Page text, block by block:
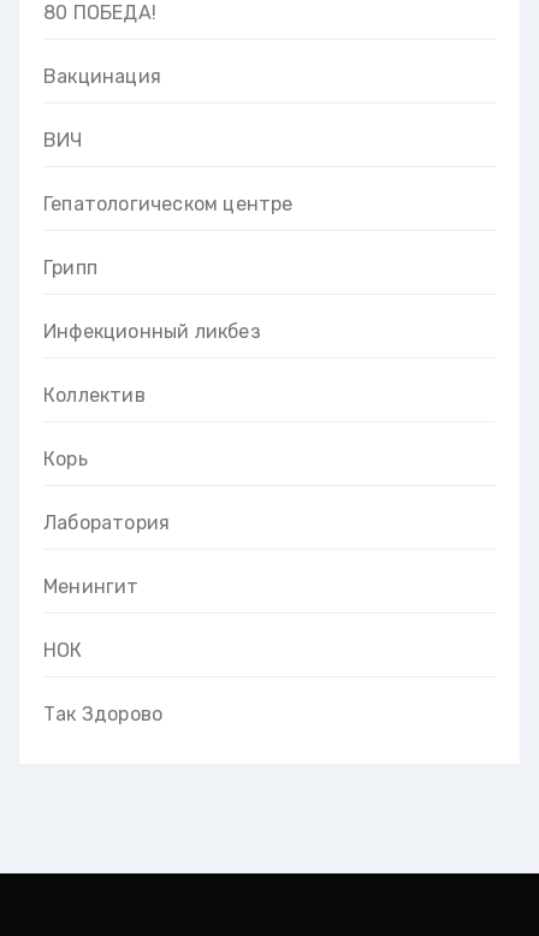
80 ПОБЕДА!
Вакцинация
ВИЧ
Гепатологическом центре
Грипп
Инфекционный ликбез
Коллектив
Корь
Лаборатория
Менингит
НОК
Так Здорово